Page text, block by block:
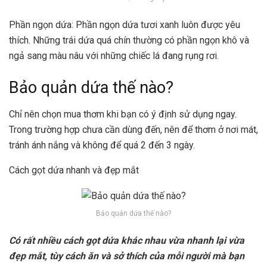
Phần ngọn dứa: Phần ngọn dứa tươi xanh luôn được yêu
thích. Những trái dứa quá chín thường có phần ngọn khô và
ngả sang màu nâu với những chiếc lá đang rụng rơi.
Bảo quản dứa thế nào?
Chỉ nên chọn mua thơm khi bạn có ý định sử dụng ngay.
Trong trường hợp chưa cần dùng đến, nên để thơm ở nơi mát,
tránh ánh nắng và không để quá 2 đến 3 ngày.
Cách gọt dứa nhanh và đẹp mắt
Bảo quản dứa thế nào?
Có rất nhiều cách gọt dứa khác nhau vừa nhanh lại vừa
đẹp mắt, tùy cách ăn và sở thích của mỗi người mà bạn